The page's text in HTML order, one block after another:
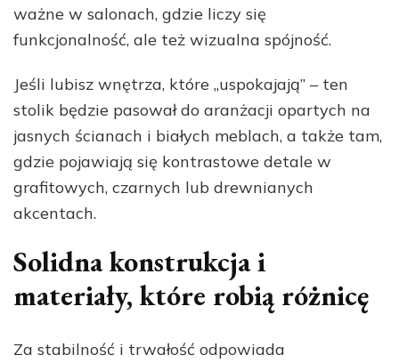
ważne w salonach, gdzie liczy się
funkcjonalność, ale też wizualna spójność.
Jeśli lubisz wnętrza, które „uspokajają” – ten
stolik będzie pasował do aranżacji opartych na
jasnych ścianach i białych meblach, a także tam,
gdzie pojawiają się kontrastowe detale w
grafitowych, czarnych lub drewnianych
akcentach.
Solidna konstrukcja i
materiały, które robią różnicę
Za stabilność i trwałość odpowiada